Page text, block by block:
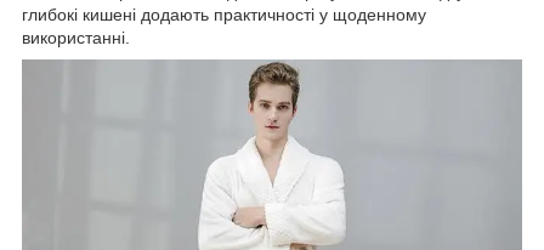
глибокі кишені додають практичності у щоденному
використанні.